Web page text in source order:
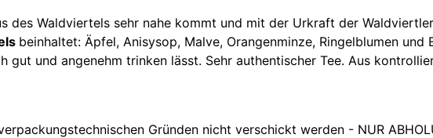
des Waldviertels sehr nahe kommt und mit der Urkraft der
beinhaltet: Äpfel, Anisysop, Malve, Orangenminze, Ringelblumen und
gut und angenehm trinken lässt. Sehr authentischer Tee. Aus
Gründen nicht verschickt werden - NUR